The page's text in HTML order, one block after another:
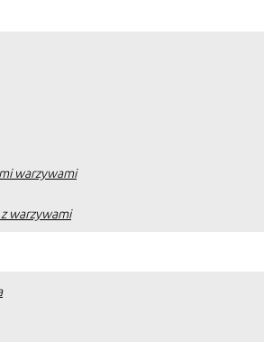
warzywami
warzywami